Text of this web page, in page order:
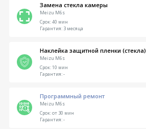
Замена стекла камеры
Meizu M6s
Срок:40 мин
Гарантия:3 месяца
Наклейка защитной пленки (стекла)
Meizu M6s
Срок:10 мин
Гарантия:-
Программный ремонт
Meizu M6s
Срок:от 30 мин
Гарантия:-